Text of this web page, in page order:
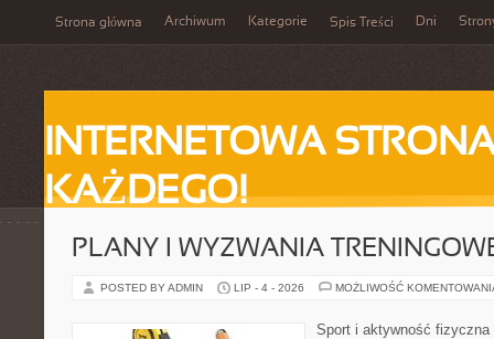
Strona główna Archiwum Kategorie Spis Treści Dni
INTERNETOWA
KAŻDEGO!
PLANY I WYZWANIA
POSTED BY ADMIN LIP - 4 - 2026 MOŻLIWOŚĆ
Sport i aktywność